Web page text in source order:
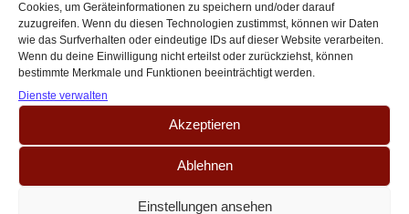
Cookies, um Geräteinformationen zu speichern und/oder darauf
zuzugreifen. Wenn du diesen Technologien zustimmst, können wir Daten
wie das Surfverhalten oder eindeutige IDs auf dieser Website verarbeiten.
Wenn du deine Einwilligung nicht erteilst oder zurückziehst, können
bestimmte Merkmale und Funktionen beeinträchtigt werden.
Dienste verwalten
Akzeptieren
Ablehnen
Einstellungen ansehen